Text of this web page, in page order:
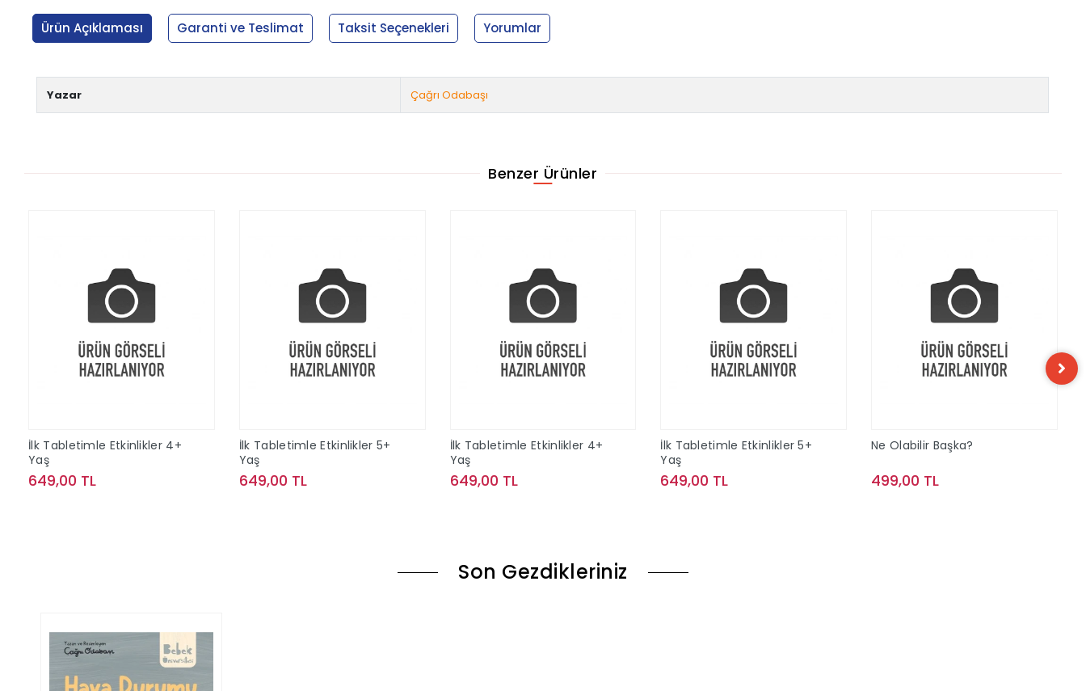
Ürün Açıklaması Garanti ve Teslimat Taksit Seçenekleri Yorumlar
Yazar Çağrı Odabaşı
Benzer Ürünler
İlk Tabletimle Etkinlikler 4+
Yaş
649,00 TL
İlk Tabletimle Etkinlikler 5+
Yaş
649,00 TL
İlk Tabletimle Etkinlikler 4+
Yaş
649,00 TL
İlk Tabletimle Etkinlikler 5+
Yaş
649,00 TL
Ne Olabilir Başka?
499,00 TL
Son Gezdikleriniz